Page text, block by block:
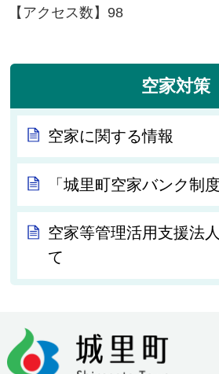
【アクセス数】98
空家対策
空家に関する情報
「城里町空家バンク制
空家等管理活用支援法
て